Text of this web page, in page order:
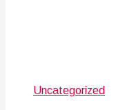
Uncategorized